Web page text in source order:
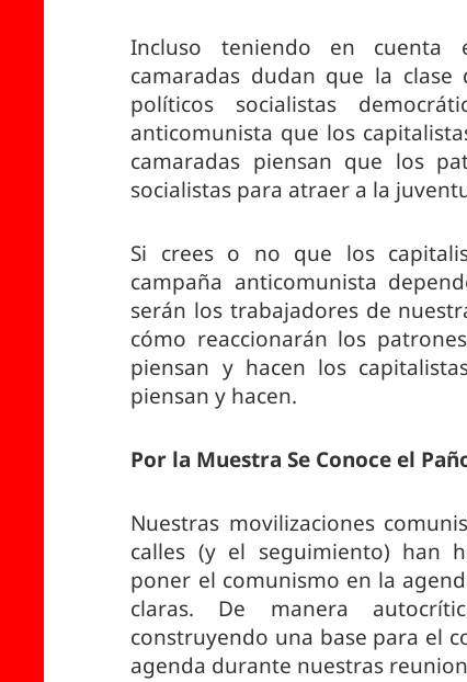
Incluso teniendo en cuenta
camaradas dudan que la clase
políticos socialistas
anticomunista que los
camaradas piensan que los
socialistas para atraer a la
Si crees o no que los
campaña anticomunista
serán los trabajadores de
cómo reaccionarán los
piensan y hacen los
piensan y hacen.
Por la Muestra Se Conoce el
Nuestras movilizaciones
calles (y el seguimiento) han
poner el comunismo en la
claras. De manera
construyendo una base para el
agenda durante nuestras